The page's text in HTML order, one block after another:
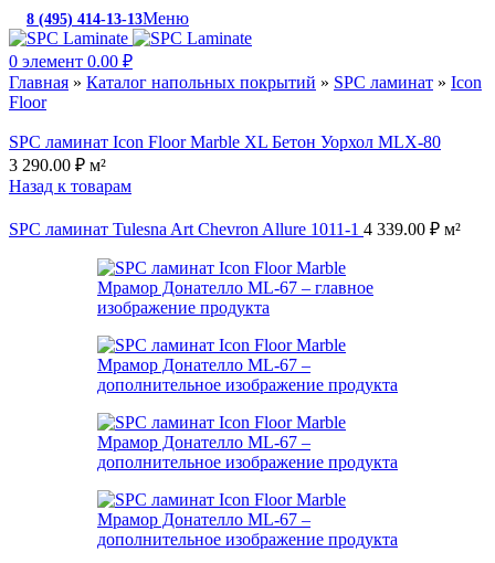
8 (495) 414-13-13Меню
0 элемент 0.00 ₽
Главная » Каталог напольных покрытий » SPC ламинат » Icon
Floor
SPC ламинат Icon Floor Marble XL Бетон Уорхол MLX-80
3 290.00 ₽ м²
Назад к товарам
SPC ламинат Tulesna Art Chevron Allure 1011-1 4 339.00 ₽ м²